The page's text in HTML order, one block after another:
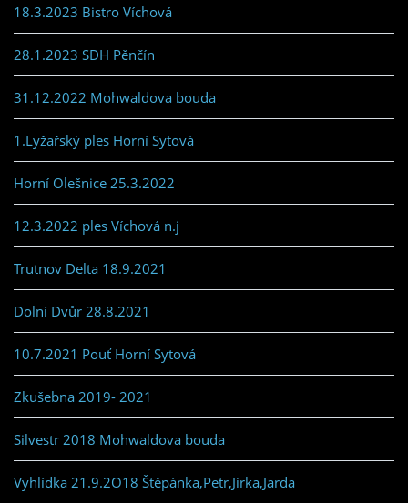
18.3.2023 Bistro Víchová
28.1.2023 SDH Pěnčín
31.12.2022 Mohwaldova bouda
1.Lyžařský ples Horní Sytová
Horní Olešnice 25.3.2022
12.3.2022 ples Víchová n.j
Trutnov Delta 18.9.2021
Dolní Dvůr 28.8.2021
10.7.2021 Pouť Horní Sytová
Zkušebna 2019- 2021
Silvestr 2018 Mohwaldova bouda
Vyhlídka 21.9.2O18 Štěpánka,Petr,Jirka,Jarda